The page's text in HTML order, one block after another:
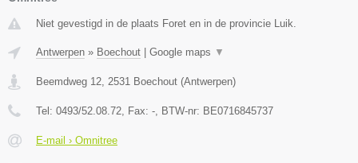
Niet gevestigd in de plaats Foret en in de provincie Luik.
Antwerpen » Boechout Google maps ▼
Beemdweg 12, 2531 Boechout (Antwerpen)
Tel: 0493/52.08.72, Fax: -, BTW-nr: BE0716845737
E-mail › Omnitree